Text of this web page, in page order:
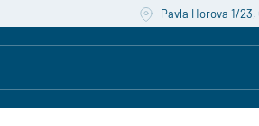
Pavla Horova 1/23,